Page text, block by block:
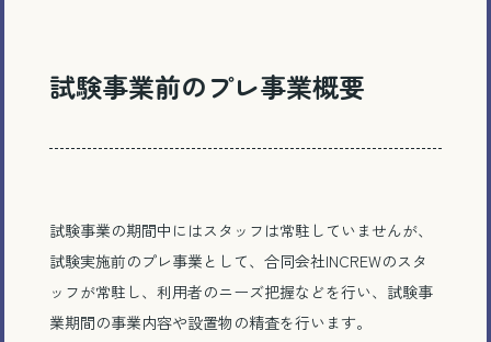
試験事業前のプレ事業概要
試験事業の期間中にはスタッフは常駐していませんが、
試験実施前のプレ事業として、合同会社INCREWのスタ
ッフが常駐し、利用者のニーズ把握などを行い、試験事
業期間の事業内容や設置物の精査を行います。